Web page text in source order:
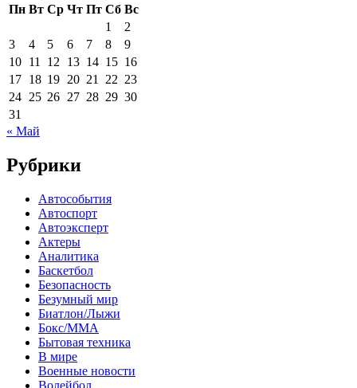
Пн Вт Ср Чт Пт Сб Вс
1
2
3
4 5 6 7 8
9
10 11 12 13 14 15 16
17 18 19 20 21 22 23
24 25 26 27 28 29 30
31
« Май
Рубрики
Автособытия
Автоспорт
Автоэксперт
Актеры
Аналитика
Баскетбол
Безопасность
Безумный мир
Биатлон/Лыжи
Бокс/MMA
Бытовая техника
В мире
Военные новости
Волейбол